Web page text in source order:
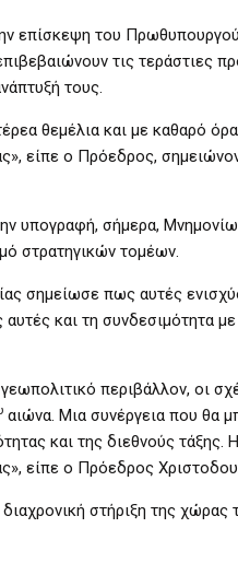
επίσκεψη του
τις τεράστιες
τους.
θεμέλια και με καθαρό
είπε ο Πρόεδρος,
υπογραφή, σήμερα,
στρατηγικών τομέων.
σημείωσε πως αυτές
και τη συνδεσιμότητα με
περιβάλλον, οι
αιώνα. Μια συνέργεια που θα
και της διεθνούς τάξης.
είπε ο Πρόεδρος
στήριξη της χώρας